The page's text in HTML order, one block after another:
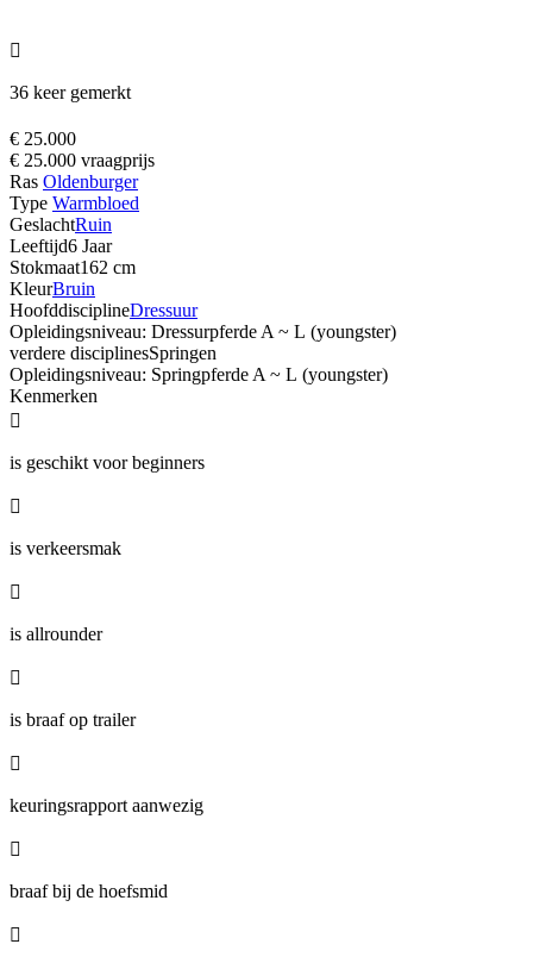

36 keer gemerkt
€ 25.000
€ 25.000 vraagprijs
Ras Oldenburger
Type Warmbloed
GeslachtRuin
Leeftijd6 Jaar
Stokmaat162 cm
KleurBruin
HoofddisciplineDressuur
Opleidingsniveau: Dressurpferde A ~ L (youngster)
verdere disciplinesSpringen
Opleidingsniveau: Springpferde A ~ L (youngster)
Kenmerken

is geschikt voor beginners

is verkeersmak

is allrounder

is braaf op trailer

keuringsrapport aanwezig

braaf bij de hoefsmid
